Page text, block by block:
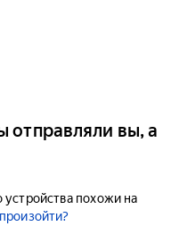
отправляли вы, а
похожи на